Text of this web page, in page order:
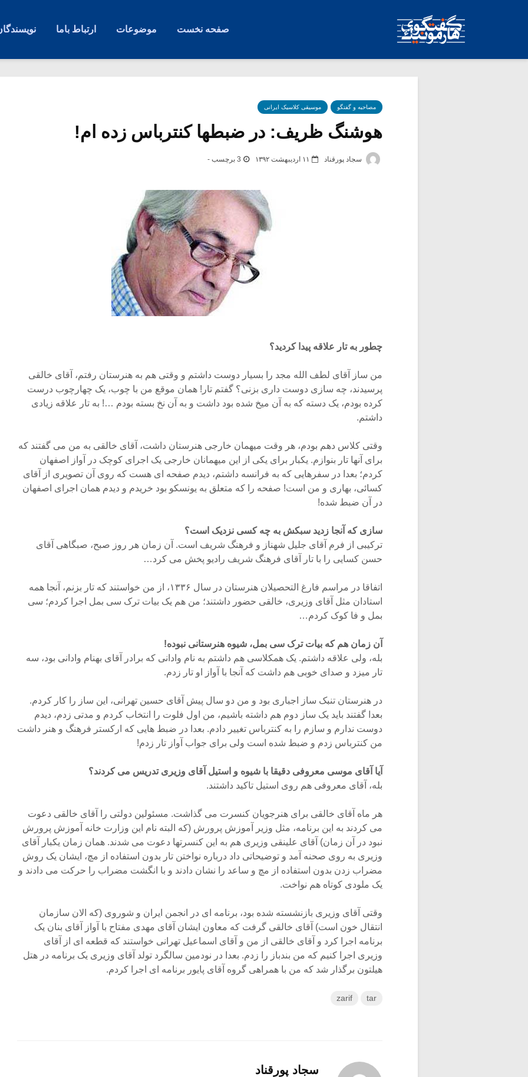
صفحه نخست موضوعات ارتباط باما
مصاحبه و گفتگو موسیقی کلاسیک ایرانی
هوشنگ ظریف: در ضبطها کنترباس زده ام!
سجاد پورقناد ۱۱ اردیبهشت ۱۳۹۲ 3 برچسب -
چطور به تار علاقه پیدا کردید؟
من ساز آقای لطف الله مجد را بسیار دوست داشتم و وقتی هم به هنرستان رفتم، آقای خالقی
پرسیدند، چه سازی دوست داری بزنی؟ گفتم تار! همان موقع من با چوب، یک چهارچوب درست
کرده بودم، یک دسته که به آن میخ شده بود داشت و به آن نخ بسته بودم …! به تار علاقه زیادی
داشتم.
وقتی کلاس دهم بودم، هر وقت میهمان خارجی هنرستان داشت، آقای خالقی به من می گفتند که
برای آنها تار بنوازم. یکبار برای یکی از این میهمانان خارجی یک اجرای کوچک در آواز اصفهان
کردم؛ بعدا در سفرهایی که به فرانسه داشتم، دیدم صفحه ای هست که روی آن تصویری از آقای
کسائی، بهاری و من است! صفحه را که متعلق به یونسکو بود خریدم و دیدم همان اجرای اصفهان
در آن ضبط شده!
سازی که آنجا زدید سبکش به چه کسی نزدیک است؟
ترکیبی از فرم آقای جلیل شهناز و فرهنگ شریف است. آن زمان هر روز صبح، صبگاهی آقای
حسن کسایی را با تار آقای فرهنگ شریف رادیو پخش می کرد…
اتفاقا در مراسم فارغ التحصیلان هنرستان در سال ۱۳۳۶، از من خواستند که تار بزنم، آنجا همه
استادان مثل آقای وزیری، خالقی حضور داشتند؛ من هم یک بیات ترک سی بمل اجرا کردم؛ سی
بمل و فا کوک کردم…
آن زمان هم که بیات ترک سی بمل، شیوه هنرستانی نبوده!
بله، ولی علاقه داشتم. یک همکلاسی هم داشتم به نام وادانی که برادر آقای بهنام وادانی بود، سه
تار میزد و صدای خوبی هم داشت که آنجا با آواز او تار زدم.
در هنرستان تنبک ساز اجباری بود و من دو سال پیش آقای حسین تهرانی، این ساز را کار کردم.
بعدا گفتند باید یک ساز دوم هم داشته باشیم، من اول فلوت را انتخاب کردم و مدتی زدم، دیدم
دوست ندارم و سازم را به کنترباس تغییر دادم. بعدا در ضبط هایی که ارکستر فرهنگ و هنر داشت
من کنترباس زدم و ضبط شده است ولی برای جواب آواز تار زدم!
آیا آقای موسی معروفی دقیقا با شیوه و استیل آقای وزیری تدریس می کردند؟
بله، آقای معروفی هم روی استیل تاکید داشتند.
هر ماه آقای خالقی برای هنرجویان کنسرت می گذاشت. مسئولین دولتی را آقای خالقی دعوت
می کردند به این برنامه، مثل وزیر آموزش پرورش (که البته نام این وزارت خانه آموزش پرورش
نبود در آن زمان) آقای علینقی وزیری هم به این کنسرتها دعوت می شدند. همان زمان یکبار آقای
وزیری به روی صحنه آمد و توضیحاتی داد درباره نواختن تار بدون استفاده از مچ، ایشان یک روش
مضراب زدن بدون استفاده از مچ و ساعد را نشان دادند و با انگشت مضراب را حرکت می دادند و
یک ملودی کوتاه هم نواخت.
وقتی آقای وزیری بازنشسته شده بود، برنامه ای در انجمن ایران و شوروی (که الان سازمان
انتقال خون است) آقای خالقی گرفت که معاون ایشان آقای مهدی مفتاح با آواز آقای بنان یک
برنامه اجرا کرد و آقای خالقی از من و آقای اسماعیل تهرانی خواستند که قطعه ای از آقای
وزیری اجرا کنیم که من بندباز را زدم. بعدا در نودمین سالگرد تولد آقای وزیری یک برنامه در هتل
هیلتون برگذار شد که من با همراهی گروه آقای پایور برنامه ای اجرا کردم.
tar
zarif
سجاد پورقناد